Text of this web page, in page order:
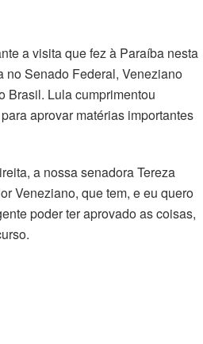
a visita que fez à Paraíba nesta
no Senado Federal, Veneziano
Brasil. Lula cumprimentou
aprovar matérias importantes
a nossa senadora Tereza
Veneziano, que tem, e eu quero
poder ter aprovado as coisas,